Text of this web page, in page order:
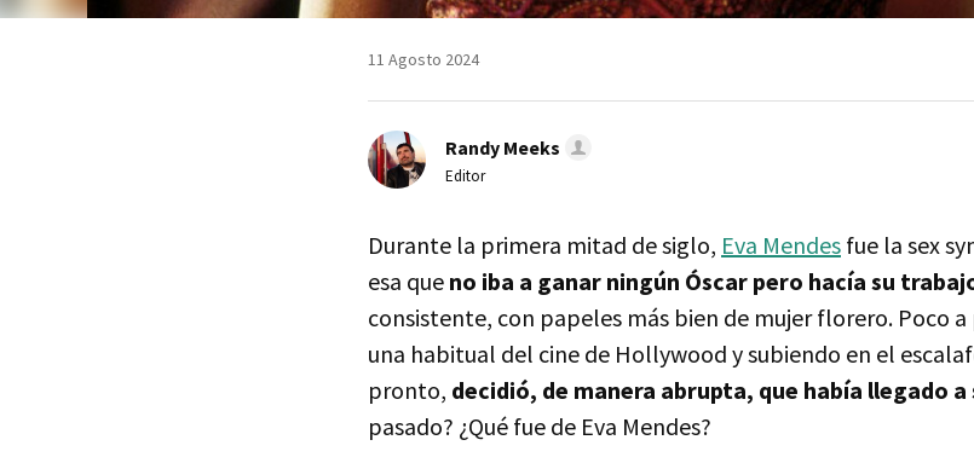
11 Agosto 2024
Randy Meeks
Editor
Durante la primera mitad de siglo, Eva Mendes fue la sex
esa que no iba a ganar ningún Óscar pero hacía su
consistente, con papeles más bien de mujer florero. Poco
una habitual del cine de Hollywood y subiendo en el
pronto, decidió, de manera abrupta, que había llegado a
pasado? ¿Qué fue de Eva Mendes?